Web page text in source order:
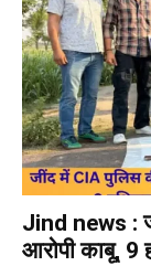
Jind news :
आरोपी काबू, 9